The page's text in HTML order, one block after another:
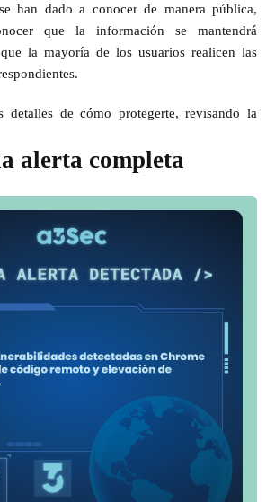
han dado a conocer de manera pública,
que la información se mantendrá
la mayoría de los usuarios realicen las
detalles de cómo protegerte, revisando la
alerta completa